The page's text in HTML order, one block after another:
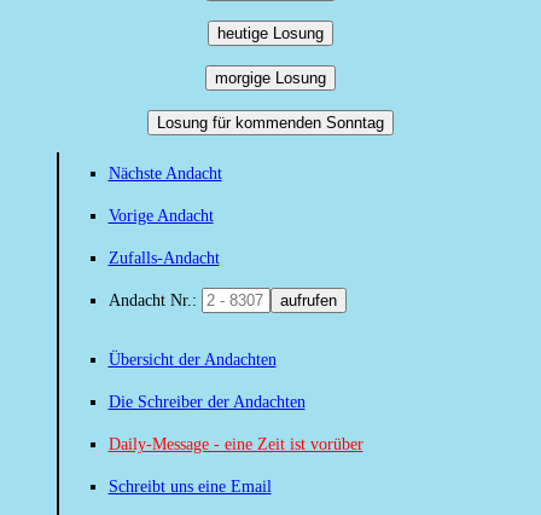
heutige Losung
morgige Losung
Losung für kommenden Sonntag
Nächste Andacht
Vorige Andacht
Zufalls-Andacht
Andacht Nr.: aufrufen
Übersicht der Andachten
Die Schreiber der Andachten
Daily-Message - eine Zeit ist vorüber
Schreibt uns eine Email